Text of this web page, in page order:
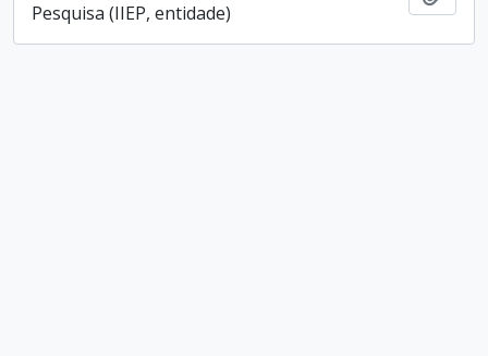
Pesquisa (IIEP, entidade)